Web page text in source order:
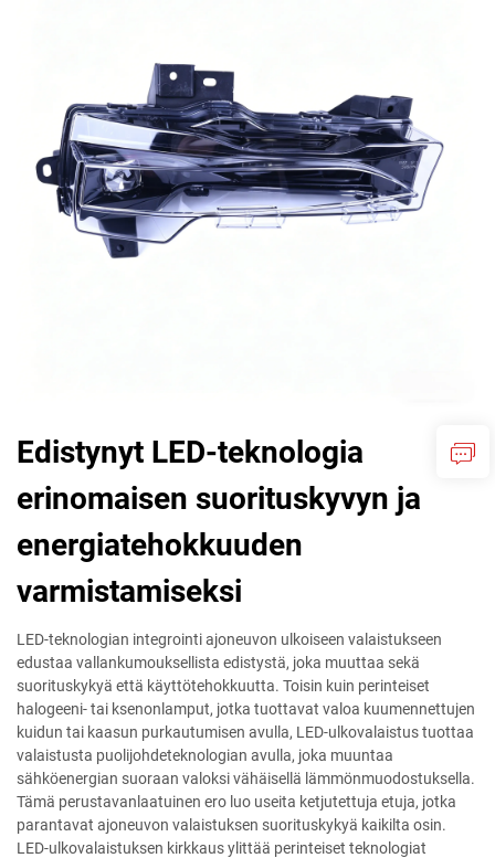
Edistynyt LED-teknologia
erinomaisen suorituskyvyn ja
energiatehokkuuden
varmistamiseksi
LED-teknologian integrointi ajoneuvon ulkoiseen valaistukseen
edustaa vallankumouksellista edistystä, joka muuttaa sekä
suorituskykyä että käyttötehokkuutta. Toisin kuin perinteiset
halogeeni- tai ksenonlamput, jotka tuottavat valoa kuumennettujen
kuidun tai kaasun purkautumisen avulla, LED-ulkovalaistus tuottaa
valaistusta puolijohdeteknologian avulla, joka muuntaa
sähköenergian suoraan valoksi vähäisellä lämmönmuodostuksella.
Tämä perustavanlaatuinen ero luo useita ketjutettuja etuja, jotka
parantavat ajoneuvon valaistuksen suorituskykyä kaikilta osin.
LED-ulkovalaistuksen kirkkaus ylittää perinteiset teknologiat